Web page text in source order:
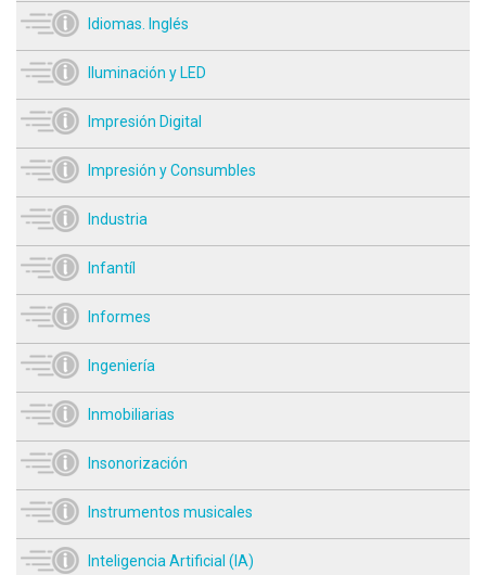
Idiomas. Inglés
Iluminación y LED
Impresión Digital
Impresión y Consumbles
Industria
Infantíl
Informes
Ingeniería
Inmobiliarias
Insonorización
Instrumentos musicales
Inteligencia Artificial (IA)